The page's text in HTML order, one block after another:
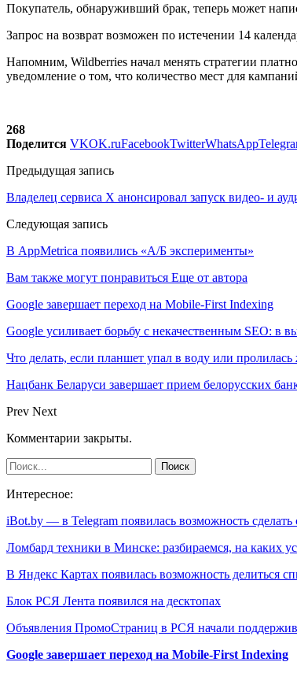
Покупатель, обнаруживший брак, теперь может
Запрос на возврат возможен по истечении 14
Напомним, Wildberries начал менять стратегии
уведомление о том, что количество мест для
268
Поделится VKOK.ruFacebookTwitterWhatsApp
Предыдущая запись
Владелец сервиса Х анонсировал запуск видео- и
Следующая запись
В AppMetrica появились «А/Б эксперименты»
Вам также могут понравиться Еще от автора
Google завершает переход на Mobile-First Indexing
Google усиливает борьбу с некачественным SEO: в
Что делать, если планшет упал в воду или пролилась
Нацбанк Беларуси завершает прием белорусских
Prev Next
Комментарии закрыты.
Интересное:
iBot.by — в Telegram появилась возможность
Ломбард техники в Минске: разбираемся, на каких
В Яндекс Картах появилась возможность делиться
Блок РСЯ Лента появился на десктопах
Объявления ПромоСтраниц в РСЯ начали
Google завершает переход на Mobile-First Indexing